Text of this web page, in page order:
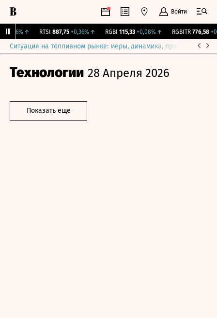
Войти
+0,36%↑ RTSI 887,75 +0,36%↑ RGBI 115,33 +0,08%↑ RGBITR 776,58
Ситуация на топливном рынке: меры, динамика, прогнозы
Технологии 28 Апреля 2026
Показать еще